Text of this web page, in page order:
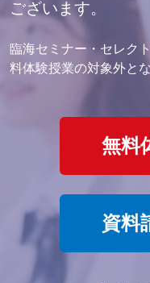
ございます。
臨海セミナー・セレク
料体験授業の対象外とな
無料
資料